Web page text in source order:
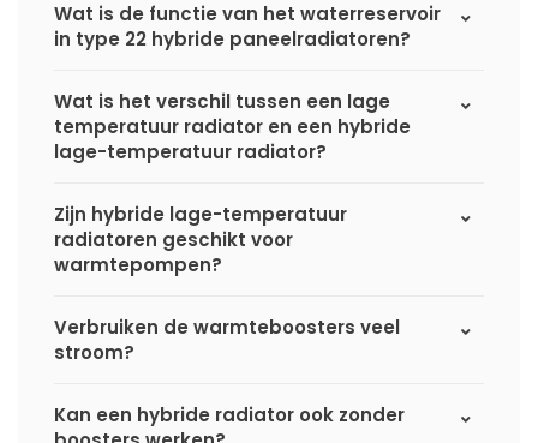
Wat is de functie van het waterreservoir
in type 22 hybride paneelradiatoren?
Wat is het verschil tussen een lage
temperatuur radiator en een hybride
lage-temperatuur radiator?
Zijn hybride lage-temperatuur
radiatoren geschikt voor
warmtepompen?
Verbruiken de warmteboosters veel
stroom?
Kan een hybride radiator ook zonder